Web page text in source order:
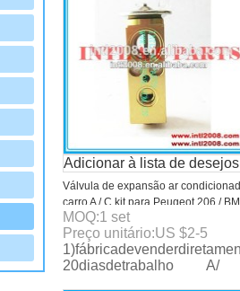
Adicionar à lista de desejos
Válvula de expansão ar
carro A / C kit para Peugeot 206 /
BUICK REGAL válvula de expansão
compressor parte
MOQ:1 set
Preço unitário:US $2-5
20diasdetrabalho A/